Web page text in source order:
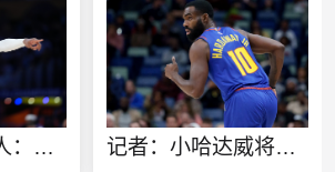
八村塁致谢湖人：感谢这三年的支持 我将永远铭记一起创造的回忆 记者：小哈达威将在热火身穿10号 老哈达威已改变主意同意让号